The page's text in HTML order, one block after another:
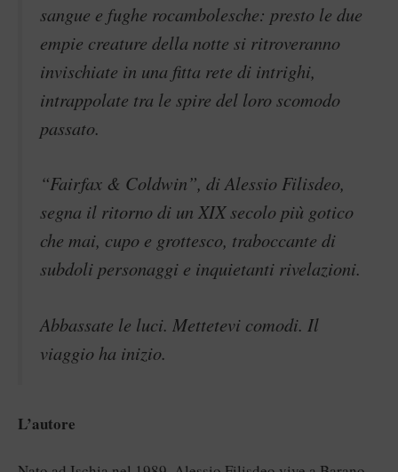
sangue e fughe rocambolesche: presto le due
empie creature della notte si ritroveranno
invischiate in una fitta rete di intrighi,
intrappolate tra le spire del loro scomodo
passato.
“Fairfax & Coldwin”, di Alessio Filisdeo,
segna il ritorno di un XIX secolo più gotico
che mai, cupo e grottesco, traboccante di
subdoli personaggi e inquietanti rivelazioni.
Abbassate le luci. Mettetevi comodi. Il
viaggio ha inizio.
L’autore